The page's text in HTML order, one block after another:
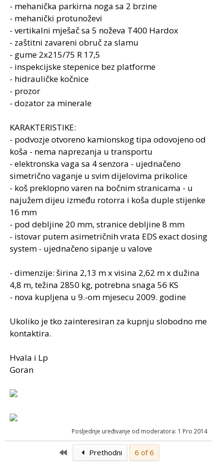
- mehanička parkirna noga sa 2 brzine
- mehanički protunoževi
- vertikalni mješač sa 5 noževa T400 Hardox
- zaštitni zavareni obruč za slamu
- gume 2x215/75 R 17,5
- inspekcijske stepenice bez platforme
- hidrauličke kočnice
- prozor
- dozator za minerale
KARAKTERISTIKE:
- podvozje otvoreno kamionskog tipa odovojeno od
koša - nema naprezanja u transportu
- elektronska vaga sa 4 senzora - ujednačeno
simetrično vaganje u svim dijelovima prikolice
- koš preklopno varen na bočnim stranicama - u
najužem dijeu između rotorra i koša duple stijenke
16 mm
- pod debljine 20 mm, stranice debljine 8 mm
- istovar putem asimetričnih vrata EDS exact dosing
system - ujednačeno sipanje u valove
- dimenzije: širina 2,13 m x visina 2,62 m x dužina
4,8 m, težina 2850 kg, potrebna snaga 56 KS
- nova kupljena u 9.-om mjesecu 2009. godine
Ukoliko je tko zainteresiran za kupnju slobodno me
kontaktira.
Hvala i Lp
Goran
Posljednje uređivanje od moderatora: 1 Pro 2014
First Prethodni 6 of 6